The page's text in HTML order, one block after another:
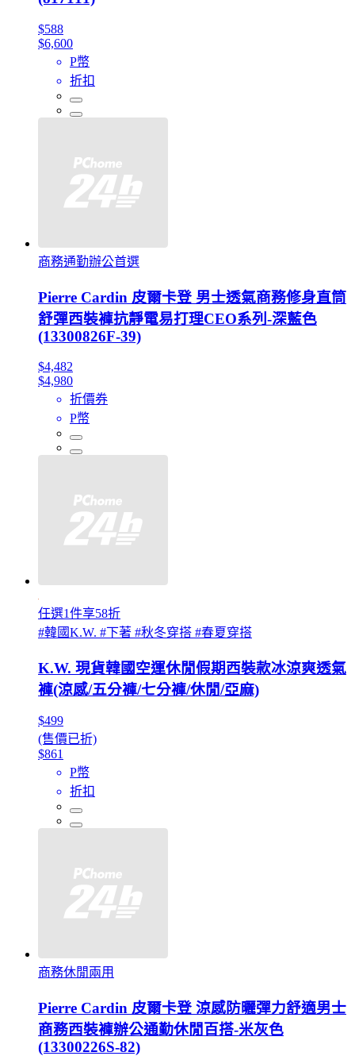
$588
$6,600
P幣
折扣
商務通勤辦公首選
Pierre Cardin 皮爾卡登 男士透氣商務修身直筒
舒彈西裝褲抗靜電易打理CEO系列-深藍色
(13300826F-39)
$4,482
$4,980
折價券
P幣
任選1件享58折
#韓國K.W. #下著 #秋冬穿搭 #春夏穿搭
K.W. 現貨韓國空運休閒假期西裝款冰涼爽透氣
褲(涼感/五分褲/七分褲/休閒/亞麻)
$499
(售價已折)
$861
P幣
折扣
商務休閒兩用
Pierre Cardin 皮爾卡登 涼感防曬彈力舒適男士
商務西裝褲辦公通勤休閒百搭-米灰色
(13300226S-82)